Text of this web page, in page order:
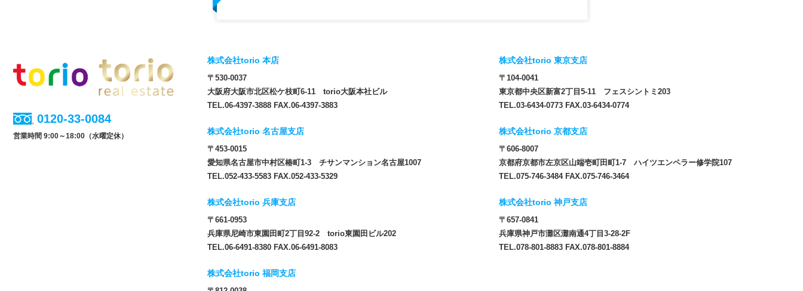
0120-33-0084
営業時間 9:00～18:00（水曜定休）
株式会社torio 本店
〒530-0037
大阪府大阪市北区松ケ枝町6-11 torio大阪本社ビル
TEL.06-4397-3888 FAX.06-4397-3883
株式会社torio 東京支店
〒104-0041
東京都中央区新富2丁目5-11 フェスシントミ203
TEL.03-6434-0773 FAX.03-6434-0774
株式会社torio 名古屋支店
〒453-0015
愛知県名古屋市中村区椿町1-3 チサンマンション名古屋1007
TEL.052-433-5583 FAX.052-433-5329
株式会社torio 京都支店
〒606-8007
京都府京都市左京区山端壱町田町1-7 ハイツエンペラー修学院107
TEL.075-746-3484 FAX.075-746-3464
株式会社torio 兵庫支店
〒661-0953
兵庫県尼崎市東園田町2丁目92-2 torio東園田ビル202
TEL.06-6491-8380 FAX.06-6491-8083
株式会社torio 神戸支店
〒657-0841
兵庫県神戸市灘区灘南通4丁目3-28-2F
TEL.078-801-8883 FAX.078-801-8884
株式会社torio 福岡支店